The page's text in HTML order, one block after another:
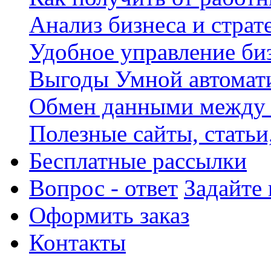
Анализ бизнеса и
Удобное управление
Выгоды Умной
Обмен данными между
Полезные сайты,
Бесплатные рассылки
Вопрос - ответ
Оформить заказ
Контакты